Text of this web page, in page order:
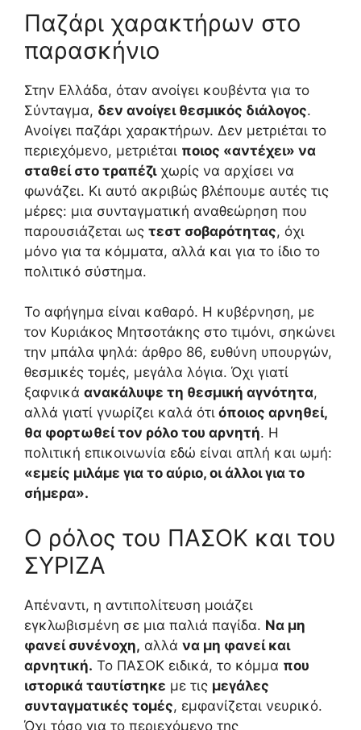
Παζάρι χαρακτήρων στο
παρασκήνιο
Στην Ελλάδα, όταν ανοίγει κουβέντα για το
Σύνταγμα, δεν ανοίγει θεσμικός διάλογος.
Ανοίγει παζάρι χαρακτήρων. Δεν μετριέται το
περιεχόμενο, μετριέται ποιος «αντέχει» να
σταθεί στο τραπέζιχωρίς να αρχίσει να
φωνάζει. Κι αυτό ακριβώς βλέπουμε αυτές τις
μέρες: μια συνταγματική αναθεώρηση που
παρουσιάζεται ως τεστ σοβαρότητας, όχι
μόνο για τα κόμματα, αλλά και για το ίδιο το
πολιτικό σύστημα.
Το αφήγημα είναι καθαρό. Η κυβέρνηση, με
τον Κυριάκος Μητσοτάκης στο τιμόνι, σηκώνει
την μπάλα ψηλά: άρθρο 86, ευθύνη υπουργών,
θεσμικές τομές, μεγάλα λόγια. Όχι γιατί
ξαφνικά ανακάλυψε τη θεσμική αγνότητα,
αλλά γιατί γνωρίζει καλά ότι όποιος αρνηθεί,
θα φορτωθεί τον ρόλο του αρνητή. Η
πολιτική επικοινωνία εδώ είναι απλή και ωμή:
«εμείς μιλάμε για το αύριο, οι άλλοι για το
σήμερα».
Ο ρόλος του ΠΑΣΟΚ και του
ΣΥΡΙΖΑ
Απέναντι, η αντιπολίτευση μοιάζει
εγκλωβισμένη σε μια παλιά παγίδα. Να μη
φανεί συνένοχη, αλλά να μη φανεί και
αρνητική. Το ΠΑΣΟΚ ειδικά, το κόμμα που
ιστορικά ταυτίστηκε με τις μεγάλες
συνταγματικές τομές, εμφανίζεται νευρικό.
Όχι τόσο για το περιεχόμενο της